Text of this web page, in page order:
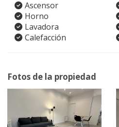
Ascensor
Horno
Lavadora
Calefacción
Fotos de la propiedad